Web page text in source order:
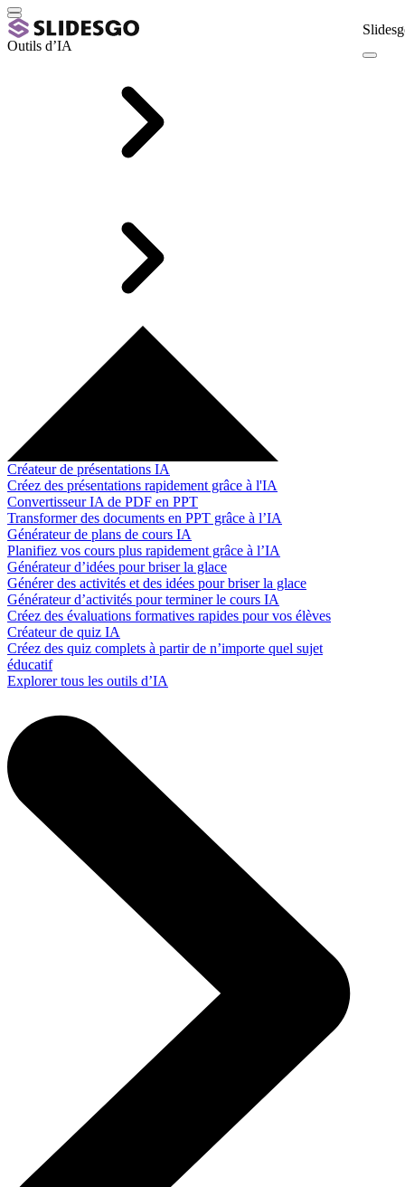
Outils d’IA
Créateur de présentations IA
Créez des présentations rapidement grâce à l'IA
Convertisseur IA de PDF en PPT
Transformer des documents en PPT grâce à l’IA
Générateur de plans de cours IA
Planifiez vos cours plus rapidement grâce à l’IA
Générateur d’idées pour briser la glace
Générer des activités et des idées pour briser la glace
Générateur d’activités pour terminer le cours IA
Créez des évaluations formatives rapides pour vos élèves
Créateur de quiz IA
Créez des quiz complets à partir de n’importe quel sujet
éducatif
Explorer tous les outils d’IA